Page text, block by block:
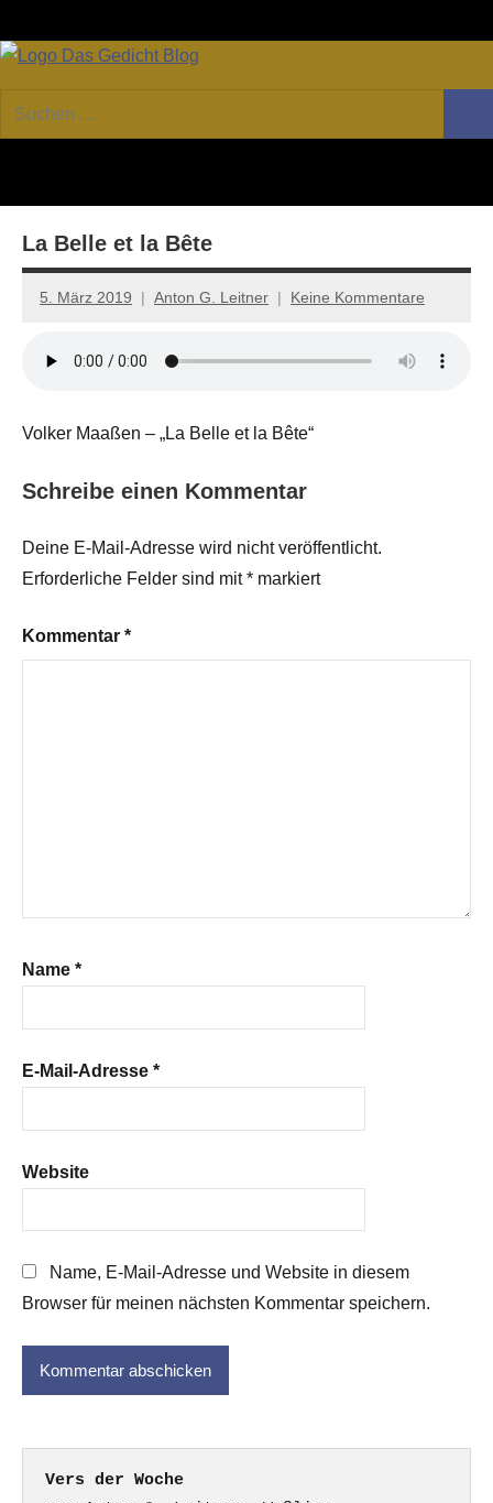
Inhalt
GEDICHT
Forum
von
Lyrik,
Essay
Suchen
nach:
La Belle et la Bête
5. März 2019 Anton G. Leitner Keine Kommentare
Volker Maaßen – „La Belle et la Bête“
Schreibe einen Kommentar
Deine E-Mail-Adresse wird nicht veröffentlicht.
Erforderliche Felder sind mit* markiert
Kommentar *
Name *
E-Mail-Adresse *
Website
Name, E-Mail-Adresse und Website in diesem
Browser für meinen nächsten Kommentar speichern.
Vers der Woche